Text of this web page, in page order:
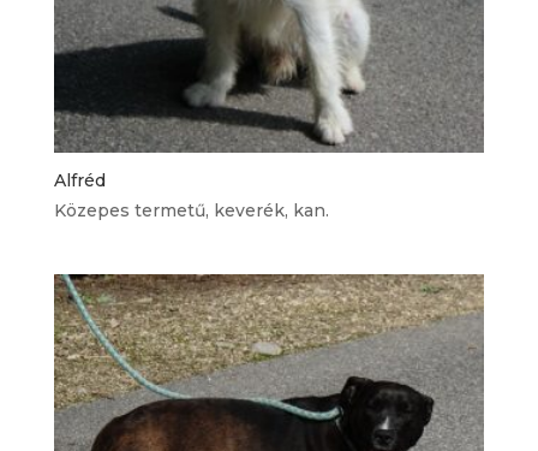
Alfréd
Közepes termetű, keverék, kan.